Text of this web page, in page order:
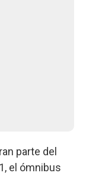
parte del
el ómnibus